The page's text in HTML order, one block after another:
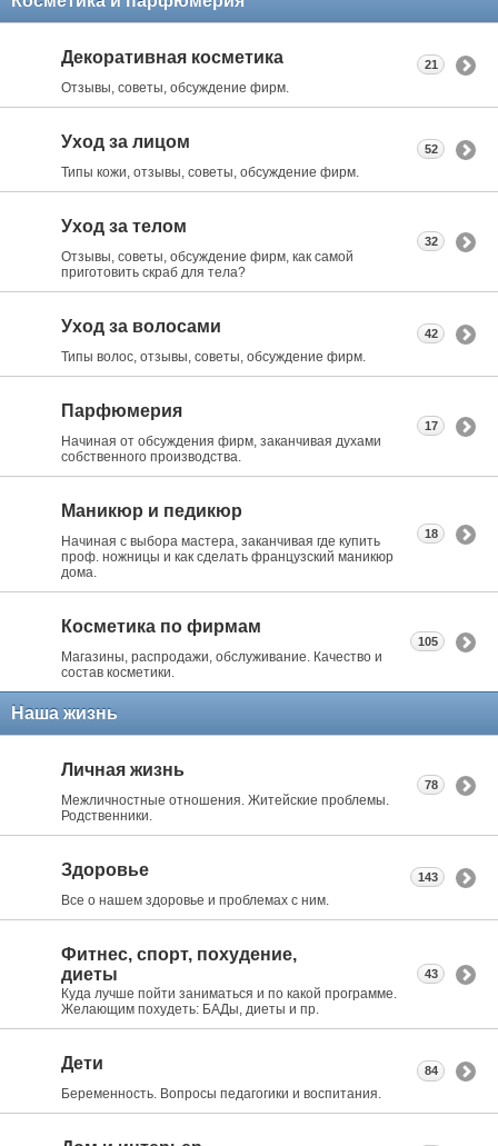
Декоративная косметика
Отзывы, советы, обсуждение фирм.
21
Уход за лицом
Типы кожи, отзывы, советы, обсуждение фирм.
52
Уход за телом
Отзывы, советы, обсуждение фирм, как самой
приготовить скраб для тела?
32
Уход за волосами
Типы волос, отзывы, советы, обсуждение фирм.
42
Парфюмерия
Начиная от обсуждения фирм, заканчивая духами
собственного производства.
17
Маникюр и педикюр
Начиная с выбора мастера, заканчивая где купить
проф. ножницы и как сделать французский маникюр
дома.
18
Косметика по фирмам
Магазины, распродажи, обслуживание. Качество и
состав косметики.
105
Наша жизнь
Личная жизнь
Межличностные отношения. Житейские проблемы.
Родственники.
78
Здоровье
Все о нашем здоровье и проблемах с ним.
143
Фитнес, спорт, похудение,
диеты
Куда лучше пойти заниматься и по какой программе.
Желающим похудеть: БАДы, диеты и пр.
43
Дети
Беременность. Вопросы педагогики и воспитания.
84